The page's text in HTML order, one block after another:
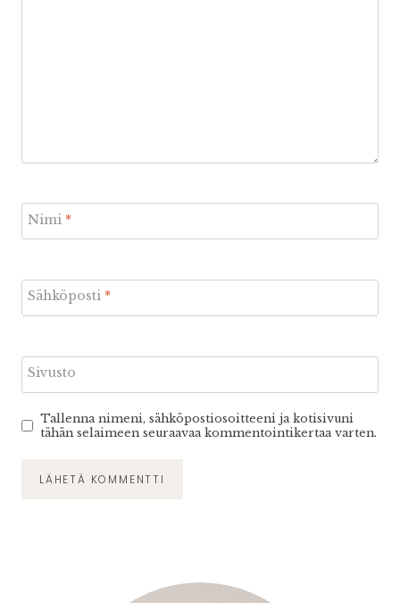
Nimi *
Sähköposti *
Sivusto
Tallenna nimeni, sähköpostiosoitteeni ja kotisivuni
tähän selaimeen seuraavaa kommentointikertaa varten.